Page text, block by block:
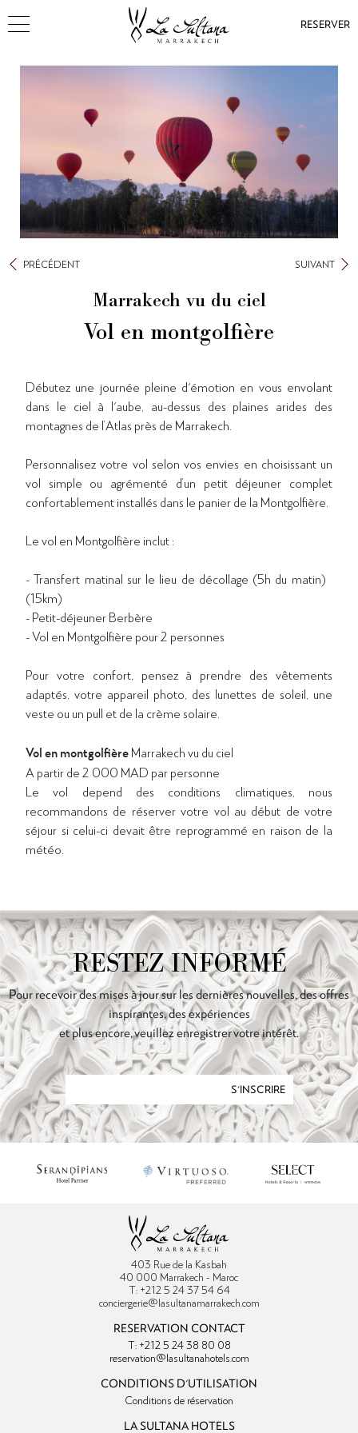
RESERVER
Marrakech vu du ciel
Vol en montgolfière
PRÉCÉDENT SUIVANT
Débutez une journée pleine d'émotion en vous envolant
dans le ciel à l'aube, au-dessus des plaines arides des
montagnes de l’Atlas près de Marrakech.
Personnalisez votre vol selon vos envies en choisissant un
vol simple ou agrémenté d’un petit déjeuner complet
confortablement installés dans le panier de la Montgolfière.
Le vol en Montgolfière inclut :
- Transfert matinal sur le lieu de décollage (5h du matin)
(15km)
- Petit-déjeuner Berbère
- Vol en Montgolfière pour 2 personnes
Pour votre confort, pensez à prendre des vêtements
adaptés, votre appareil photo, des lunettes de soleil, une
veste ou un pull et de la crème solaire.
Vol en montgolfière Marrakech vu du ciel
A partir de 2 000 MAD par personne
Le vol depend des conditions climatiques, nous
recommandons de réserver votre vol au début de votre
séjour si celui-ci devait être reprogrammé en raison de la
météo.
RESTEZ INFORMÉ
Pour recevoir des mises à jour sur les dernières nouvelles, des offres
inspirantes, des expériences
et plus encore, veuillez enregistrer votre intérêt.
S'INSCRIRE
403 Rue de la Kasbah
40 000 Marrakech - Maroc
T: +212 5 24 37 54 64
conciergerie@lasultanamarrakech.com
RESERVATION CONTACT
T: +212 5 24 38 80 08
reservation@lasultanahotels.com
CONDITIONS D'UTILISATION
Conditions de réservation
LA SULTANA HOTELS